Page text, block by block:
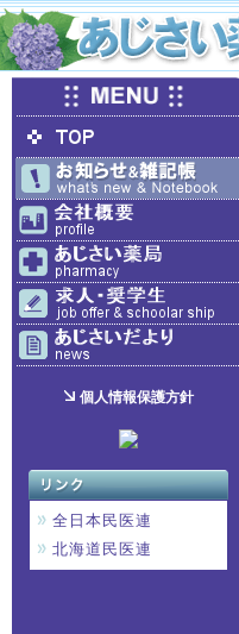
個人情報保護方針
全日本民医連
北海道民医連